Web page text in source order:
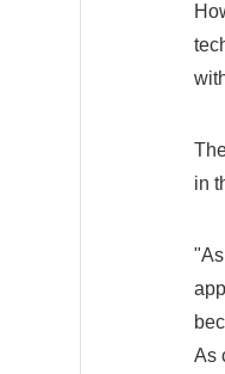
in
As